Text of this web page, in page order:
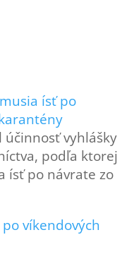
ísť po
účinnosť vyhlášky
podľa ktorej
ísť po návrate zo
víkendových